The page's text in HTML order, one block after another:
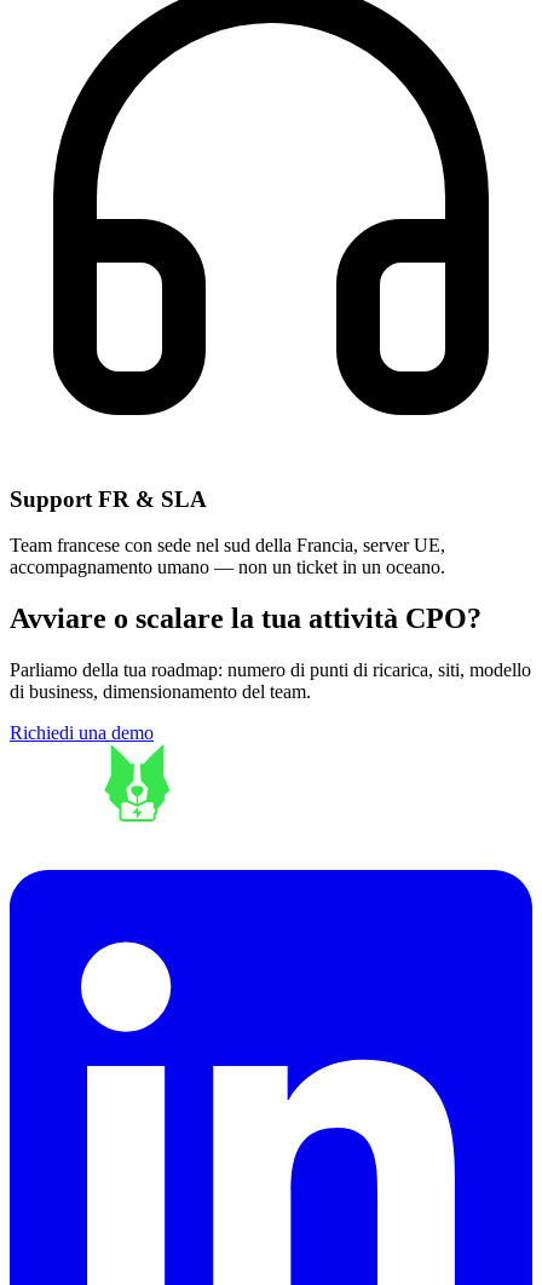
Support FR & SLA
Team francese con sede nel sud della Francia, server UE,
accompagnamento umano — non un ticket in un oceano.
Avviare o scalare la tua attività CPO?
Parliamo della tua roadmap: numero di punti di ricarica, siti, modello
di business, dimensionamento del team.
Richiedi una demo